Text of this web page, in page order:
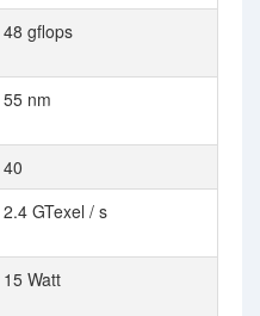
48 gflops
55 nm
40
2.4 GTexel / s
15 Watt